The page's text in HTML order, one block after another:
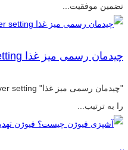
تضمین موفقیت...
چیدمان رسمی میز غذا Formal Cover setting
را به ترتیب...